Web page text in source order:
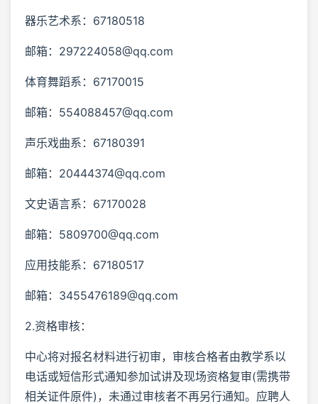
器乐艺术系：67180518
邮箱：297224058@qq.com
体育舞蹈系：67170015
邮箱：554088457@qq.com
声乐戏曲系：67180391
邮箱：20444374@qq.com
文史语言系：67170028
邮箱：5809700@qq.com
应用技能系：67180517
邮箱：3455476189@qq.com
2.资格审核：
中心将对报名材料进行初审，审核合格者由教学系以
电话或短信形式通知参加试讲及现场资格复审(需携带
相关证件原件)，未通过审核者不再另行通知。应聘人